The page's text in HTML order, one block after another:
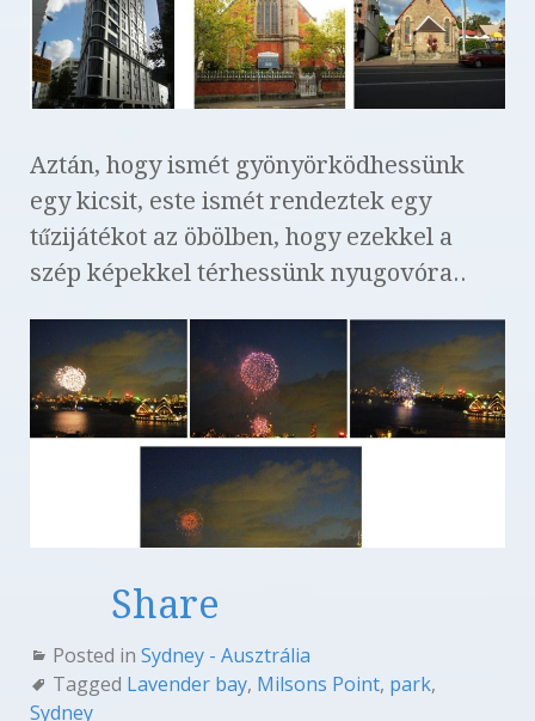
Aztán, hogy ismét gyönyörködhessünk
egy kicsit, este ismét rendeztek egy
tűzijátékot az öbölben, hogy ezekkel a
szép képekkel térhessünk nyugovóra..
Share
Posted in Sydney - Ausztrália
Tagged Lavender bay, Milsons Point, park,
Sydney